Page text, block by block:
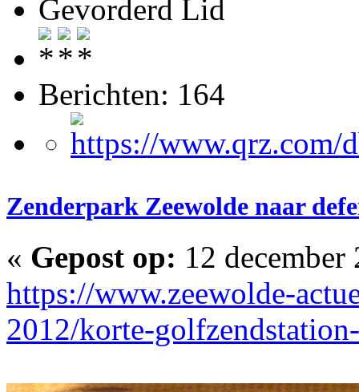
Gevorderd Lid
Berichten: 164
Zenderpark Zeewolde naar
« Gepost op: 12
https://www.zeewolde-
2012/korte-